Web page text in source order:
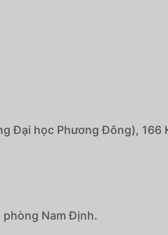
Đại học Phương Đông), 166
phòng Nam Định.